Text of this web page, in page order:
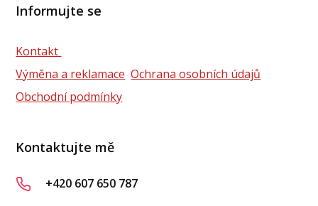
Informujte se
Kontakt
Výměna a reklamace Ochrana osobních údajů
Obchodní podmínky
Kontaktujte mě
+420 607 650 787